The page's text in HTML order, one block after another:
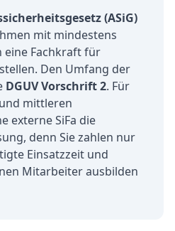
(ASiG)
mit mindestens
eine Fachkraft für
Den Umfang der
DGUV Vorschrift 2. Für
mittleren
externe SiFa die
denn Sie zahlen nur
Einsatzzeit und
Mitarbeiter ausbilden